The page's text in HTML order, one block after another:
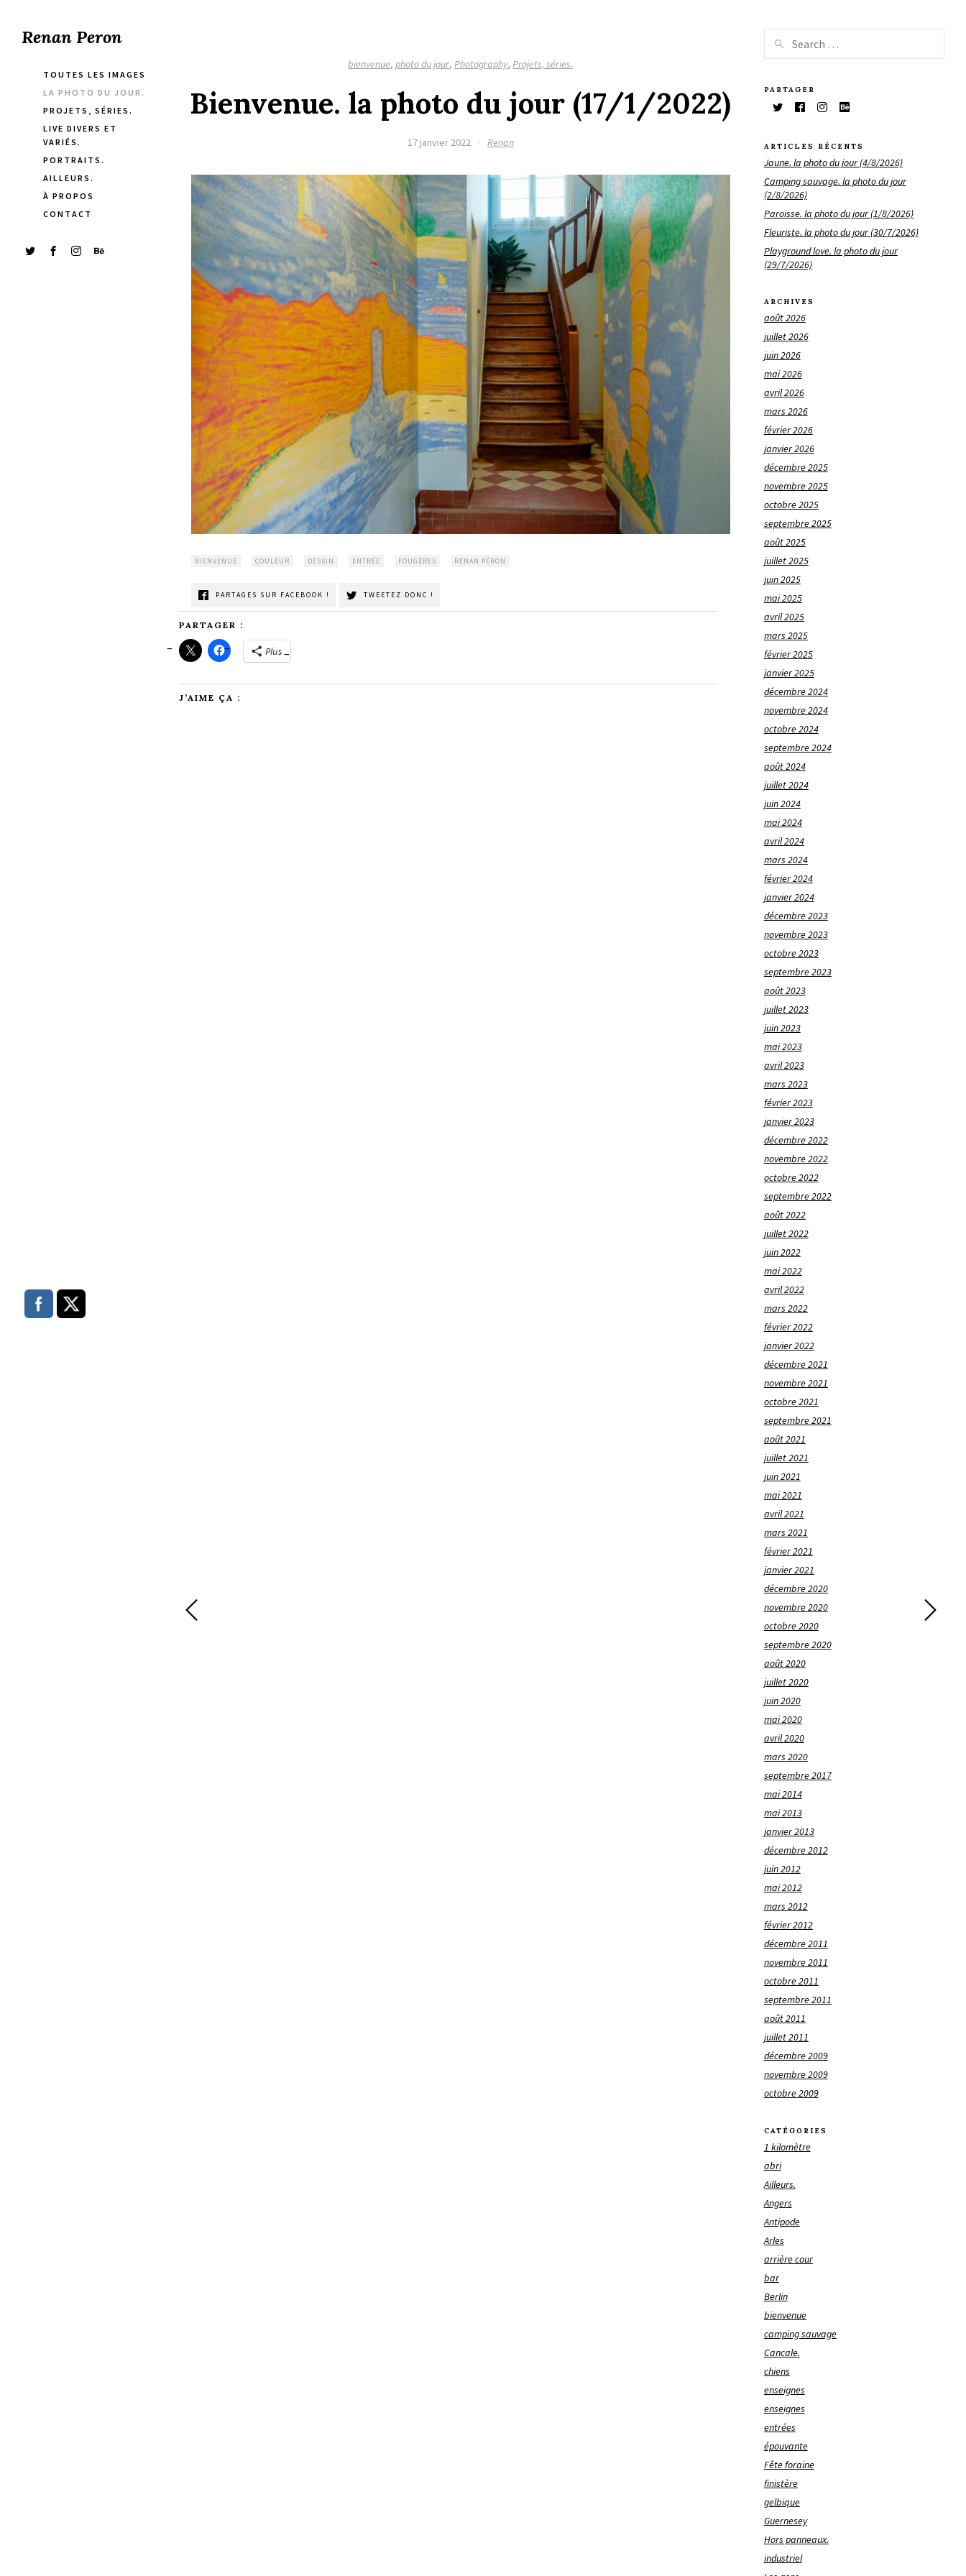
Renan Peron
TOUTES LES IMAGES
LA PHOTO DU JOUR.
PROJETS, SÉRIES.
LIVE DIVERS ET
VARIÉS.
PORTRAITS.
AILLEURS.
À PROPOS
CONTACT
bienvenue,photo du jour,Photography,Projets, séries.
Bienvenue. la photo du jour (17/1/2022)
17 janvier 2022 · Renan
BIENVENUE COULEUR DESSIN ENTRÉE FOUGÈRES RENAN PÉRON
PARTAGES SUR FACEBOOK ! TWEETEZ DONC !
PARTAGER :
Plus
J’AIME ÇA :
PARTAGER
ARTICLES RÉCENTS
Jaune. la photo du jour (4/8/2026)
Camping sauvage. la photo du jour
(2/8/2026)
Paroisse. la photo du jour (1/8/2026)
Fleuriste. la photo du jour (30/7/2026)
Playground love. la photo du jour
(29/7/2026)
ARCHIVES
août 2026
juillet 2026
juin 2026
mai 2026
avril 2026
mars 2026
février 2026
janvier 2026
décembre 2025
novembre 2025
octobre 2025
septembre 2025
août 2025
juillet 2025
juin 2025
mai 2025
avril 2025
mars 2025
février 2025
janvier 2025
décembre 2024
novembre 2024
octobre 2024
septembre 2024
août 2024
juillet 2024
juin 2024
mai 2024
avril 2024
mars 2024
février 2024
janvier 2024
décembre 2023
novembre 2023
octobre 2023
septembre 2023
août 2023
juillet 2023
juin 2023
mai 2023
avril 2023
mars 2023
février 2023
janvier 2023
décembre 2022
novembre 2022
octobre 2022
septembre 2022
août 2022
juillet 2022
juin 2022
mai 2022
avril 2022
mars 2022
février 2022
janvier 2022
décembre 2021
novembre 2021
octobre 2021
septembre 2021
août 2021
juillet 2021
juin 2021
mai 2021
avril 2021
mars 2021
février 2021
janvier 2021
décembre 2020
novembre 2020
octobre 2020
septembre 2020
août 2020
juillet 2020
juin 2020
mai 2020
avril 2020
mars 2020
septembre 2017
mai 2014
mai 2013
janvier 2013
décembre 2012
juin 2012
mai 2012
mars 2012
février 2012
décembre 2011
novembre 2011
octobre 2011
septembre 2011
août 2011
juillet 2011
décembre 2009
novembre 2009
octobre 2009
CATÉGORIES
1 kilomètre
abri
Ailleurs.
Angers
Antipode
Arles
arrière cour
bar
Berlin
bienvenue
camping sauvage
Cancale.
chiens
enseignes
enseignes
entrées
épouvante
Fête foraine
finistère
gelbique
Guernesey
Hors panneaux.
industriel